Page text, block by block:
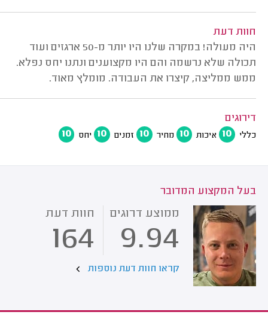
חוות דעת
היה מעולה! במקרה שלנו היו יותר מ-50 ארגזים ועוד
תכולה שלא נרשמה והם היו מקצוענים ונתנו יחס נפלא.
ממש ממליצה, קיצרו את העבודה. מומלץ מאוד.
דירוגים
כללי 10 איכות 10 מחיר 10 זמנים 10 יחס 10
בעל המקצוע המדובר
ממוצע דרוגים
9.94
חוות דעת
164
קראו חוות דעת נוספות